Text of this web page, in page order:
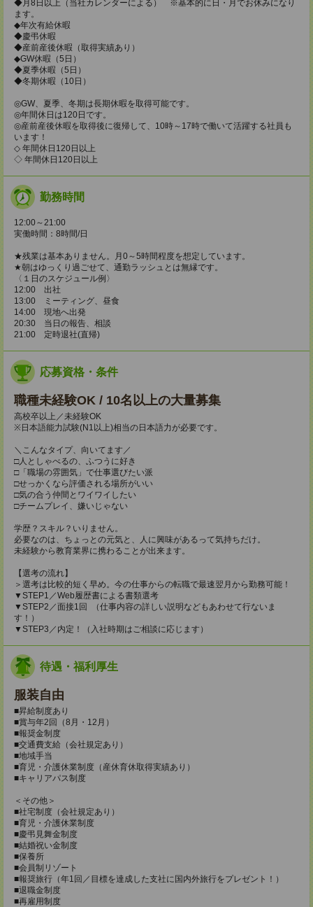
◆月8日以上（当社カレンダーによる） ※基本的に日・月でお休みになり
ます。
◆年次有給休暇
◆慶弔休暇
◆産前産後休暇（取得実績あり）
◆GW休暇（5日）
◆夏季休暇（5日）
◆冬期休暇（10日）
◎GW、夏季、冬期は長期休暇を取得可能です。
◎年間休日は120日です。
◎産前産後休暇を取得後に復帰して、10時～17時で働いて活躍する社員も
います！
◇ 年間休日120日以上
◇ 年間休日120日以上
勤務時間
12:00～21:00
実働時間：8時間/日
★残業は基本ありません。月0～5時間程度を想定しています。
★朝はゆっくり過ごせて、通勤ラッシュとは無縁です。
〈１日のスケジュール例〉
12:00 出社
13:00 ミーティング、昼食
14:00 現地へ出発
20:30 当日の報告、相談
21:00 定時退社(直帰)
応募資格・条件
職種未経験OK / 10名以上の大量募集
高校卒以上／未経験OK
※日本語能力試験(N1以上)相当の日本語力が必要です。
＼こんなタイプ、向いてます／
□人としゃべるの、ふつうに好き
□「職場の雰囲気」で仕事選びたい派
□せっかくなら評価される場所がいい
□気の合う仲間とワイワイしたい
□チームプレイ、嫌いじゃない
学歴？スキル？いりません。
必要なのは、ちょっとの元気と、人に興味があるって気持ちだけ。
未経験から教育業界に携わることが出来ます。
【選考の流れ】
＞選考は比較的短く早め。今の仕事からの転職で最速翌月から勤務可能！
▼STEP1／Web履歴書による書類選考
▼STEP2／面接1回 （仕事内容の詳しい説明などもあわせて行ないま
す！）
▼STEP3／内定！（入社時期はご相談に応じます）
待遇・福利厚生
服装自由
■昇給制度あり
■賞与年2回（8月・12月）
■報奨金制度
■交通費支給（会社規定あり）
■地域手当
■育児・介護休業制度（産休育休取得実績あり）
■キャリアパス制度
＜その他＞
■社宅制度（会社規定あり）
■育児・介護休業制度
■慶弔見舞金制度
■結婚祝い金制度
■保養所
■会員制リゾート
■報奨旅行（年1回／目標を達成した支社に国内外旅行をプレゼント！）
■退職金制度
■再雇用制度